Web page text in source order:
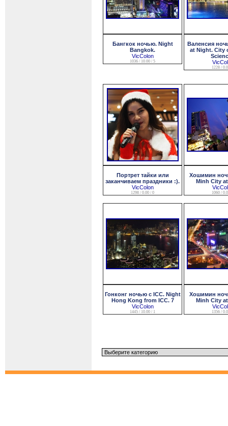
Бангкок ночью. Night
Bangkok.
VicColon
1036 / 10.00 / 5
Валенсия
at Night. City
1228 /
Портрет тайки или
заканчиваем праздники :).
VicColon
1298 / 0.00 / 0
Хошимин
Minh City
1060 /
Гонконг ночью с ICC. Night
Hong Kong from ICC. 7
VicColon
1445 / 10.00 / 1
Хошимин
Minh City
1356 /